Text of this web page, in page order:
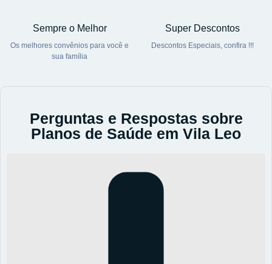
Sempre o Melhor
Os melhores convênios para você e
sua família
Super Descontos
Descontos Especiais, confira !!!
Perguntas e Respostas sobre
Planos de Saúde em Vila Leo